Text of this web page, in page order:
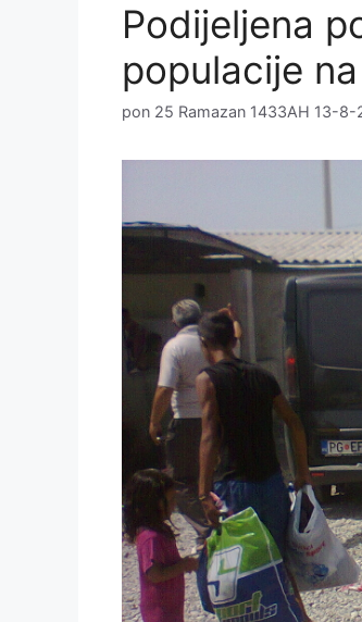
Podijeljena
populacije
pon 25 Ramazan 1433AH 13-8-